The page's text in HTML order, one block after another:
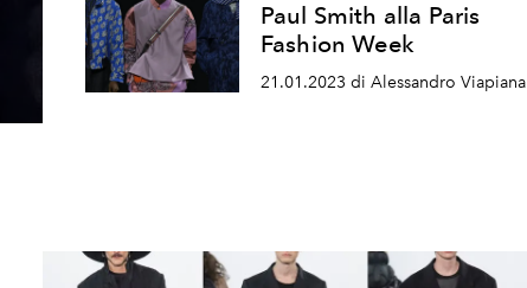
Paul Smith alla Paris
Fashion Week
21.01.2023 di Alessandro Viapiana